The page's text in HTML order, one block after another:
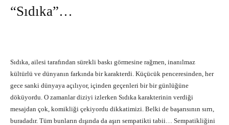
“Sıdıka”…
Sıdıka, ailesi tarafından sürekli baskı görmesine rağmen, inanılmaz
kültürlü ve dünyanın farkında bir karakterdi. Küçücük penceresinden, her
gece sanki dünyaya açılıyor, içinden geçenleri bir bir günlüğüne
döküyordu. O zamanlar diziyi izlerken Sıdıka karakterinin verdiği
mesajdan çok, komikliği çekiyordu dikkatimizi. Belki de başarısının sırrı,
buradadır. Tüm bunların dışında da aşırı sempatikti tabii… Sempatikliğini